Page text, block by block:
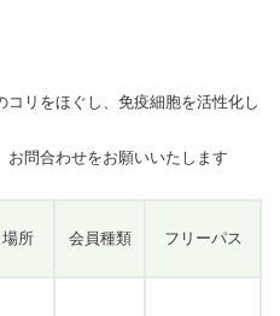
リをほぐし、免疫細胞を活性化し
お問合わせをお願いいたします
場所 会員種類 フリーパス